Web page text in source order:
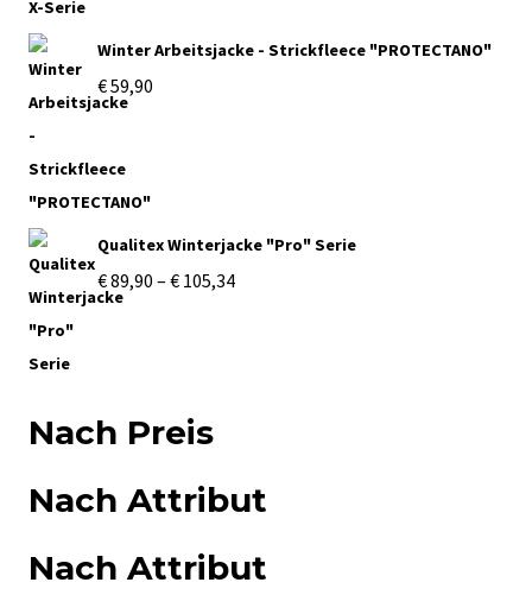
Winter Arbeitsjacke - Strickfleece "PROTECTANO"
€59,90
Qualitex Winterjacke "Pro" Serie
€89,90 – € 105,34Preisspanne:
Nach Preis
Nach Attribut
Nach Attribut